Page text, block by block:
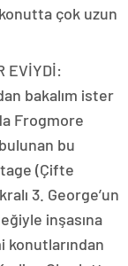
çok uzun
EVİYDİ:
bakalım ister
Frogmore
bu
(Çifte
3. George’un
inşasına
konutlarından